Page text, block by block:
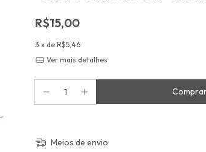
R$15,00
3 x de R$5,46
Ver mais detalhes
Meios de envio